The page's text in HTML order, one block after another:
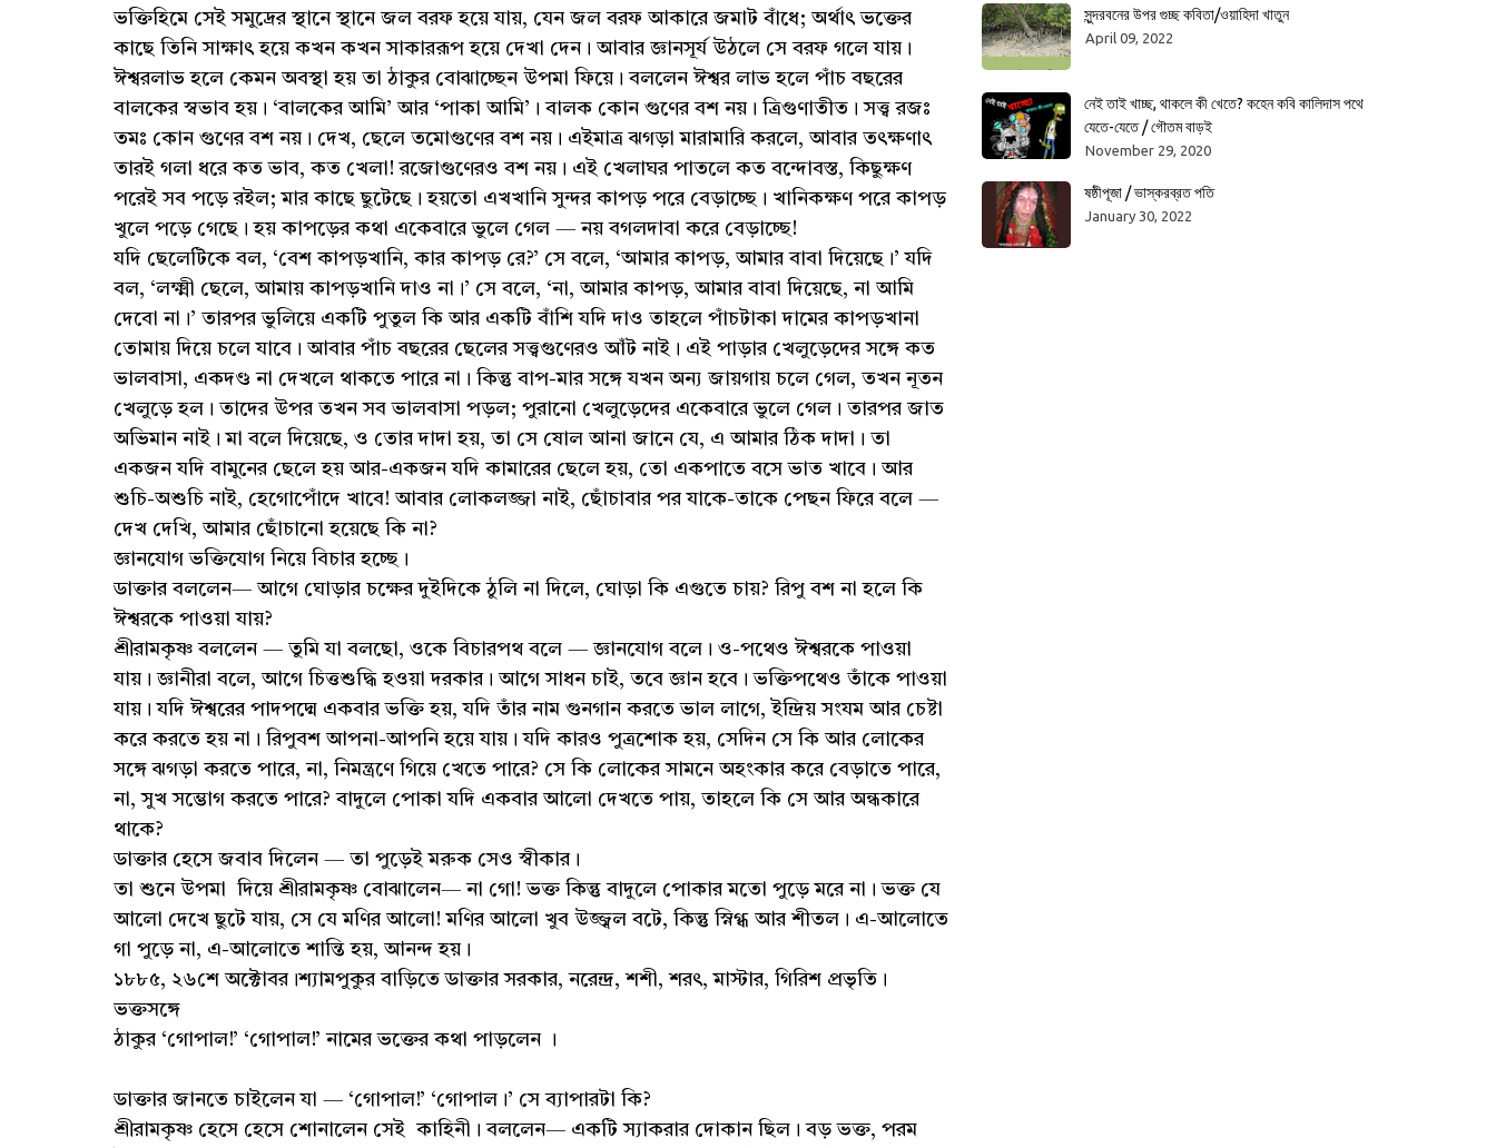
ভক্তিহিমে সেই সমুদ্রের স্থানে স্থানে জল বরফ হয়ে যায়, যেন জল বরফ আকারে জমাট বাঁধে; অর্থাৎ ভক্তের
কাছে তিনি সাক্ষাৎ হয়ে কখন কখন সাকাররূপ হয়ে দেখা দেন। আবার জ্ঞানসূর্য উঠলে সে বরফ গলে যায়।
ঈশ্বরলাভ হলে কেমন অবস্থা হয় তা ঠাকুর বোঝাচ্ছেন উপমা ফিয়ে। বললেন ঈশ্বর লাভ হলে পাঁচ বছরের
বালকের স্বভাব হয়। ‘বালকের আমি’ আর ‘পাকা আমি’। বালক কোন গুণের বশ নয়। ত্রিগুণাতীত। সত্ত্ব রজঃ
তমঃ কোন গুণের বশ নয়। দেখ, ছেলে তমোগুণের বশ নয়। এইমাত্র ঝগড়া মারামারি করলে, আবার তৎক্ষণাৎ
তারই গলা ধরে কত ভাব, কত খেলা! রজোগুণেরও বশ নয়। এই খেলাঘর পাতলে কত বন্দোবস্ত, কিছুক্ষণ
পরেই সব পড়ে রইল; মার কাছে ছুটেছে। হয়তো এখখানি সুন্দর কাপড় পরে বেড়াচ্ছে। খানিকক্ষণ পরে কাপড়
খুলে পড়ে গেছে। হয় কাপড়ের কথা একেবারে ভুলে গেল — নয় বগলদাবা করে বেড়াচ্ছে!
যদি ছেলেটিকে বল, ‘বেশ কাপড়খানি, কার কাপড় রে?’ সে বলে, ‘আমার কাপড়, আমার বাবা দিয়েছে।’ যদি
বল, ‘লক্ষ্মী ছেলে, আমায় কাপড়খানি দাও না।’ সে বলে, ‘না, আমার কাপড়, আমার বাবা দিয়েছে, না আমি
দেবো না।’ তারপর ভুলিয়ে একটি পুতুল কি আর একটি বাঁশি যদি দাও তাহলে পাঁচটাকা দামের কাপড়খানা
তোমায় দিয়ে চলে যাবে। আবার পাঁচ বছরের ছেলের সত্ত্বগুণেরও আঁট নাই। এই পাড়ার খেলুড়েদের সঙ্গে কত
ভালবাসা, একদণ্ড না দেখলে থাকতে পারে না। কিন্তু বাপ-মার সঙ্গে যখন অন্য জায়গায় চলে গেল, তখন নূতন
খেলুড়ে হল। তাদের উপর তখন সব ভালবাসা পড়ল; পুরানো খেলুড়েদের একেবারে ভুলে গেল। তারপর জাত
অভিমান নাই। মা বলে দিয়েছে, ও তোর দাদা হয়, তা সে ষোল আনা জানে যে, এ আমার ঠিক দাদা। তা
একজন যদি বামুনের ছেলে হয় আর-একজন যদি কামারের ছেলে হয়, তো একপাতে বসে ভাত খাবে। আর
শুচি-অশুচি নাই, হেগোপোঁদে খাবে! আবার লোকলজ্জা নাই, ছোঁচাবার পর যাকে-তাকে পেছন ফিরে বলে —
দেখ দেখি, আমার ছোঁচানো হয়েছে কি না?
জ্ঞানযোগ ভক্তিযোগ নিয়ে বিচার হচ্ছে।
ডাক্তার বললেন— আগে ঘোড়ার চক্ষের দুইদিকে ঠুলি না দিলে, ঘোড়া কি এগুতে চায়? রিপু বশ না হলে কি
ঈশ্বরকে পাওয়া যায়?
শ্রীরামকৃষ্ণ বললেন — তুমি যা বলছো, ওকে বিচারপথ বলে — জ্ঞানযোগ বলে। ও-পথেও ঈশ্বরকে পাওয়া
যায়। জ্ঞানীরা বলে, আগে চিত্তশুদ্ধি হওয়া দরকার। আগে সাধন চাই, তবে জ্ঞান হবে। ভক্তিপথেও তাঁকে পাওয়া
যায়। যদি ঈশ্বরের পাদপদ্মে একবার ভক্তি হয়, যদি তাঁর নাম গুনগান করতে ভাল লাগে, ইন্দ্রিয় সংযম আর চেষ্টা
করে করতে হয় না। রিপুবশ আপনা-আপনি হয়ে যায়। যদি কারও পুত্রশোক হয়, সেদিন সে কি আর লোকের
সঙ্গে ঝগড়া করতে পারে, না, নিমন্ত্রণে গিয়ে খেতে পারে? সে কি লোকের সামনে অহংকার করে বেড়াতে পারে,
না, সুখ সম্ভোগ করতে পারে? বাদুলে পোকা যদি একবার আলো দেখতে পায়, তাহলে কি সে আর অন্ধকারে
থাকে?
ডাক্তার হেসে জবাব দিলেন — তা পুড়েই মরুক সেও স্বীকার।
তা শুনে উপমা দিয়ে শ্রীরামকৃষ্ণ বোঝালেন— না গো! ভক্ত কিন্তু বাদুলে পোকার মতো পুড়ে মরে না। ভক্ত যে
আলো দেখে ছুটে যায়, সে যে মণির আলো! মণির আলো খুব উজ্জ্বল বটে, কিন্তু স্নিগ্ধ আর শীতল। এ-আলোতে
গা পুড়ে না, এ-আলোতে শান্তি হয়, আনন্দ হয়।
১৮৮৫, ২৬শে অক্টোবর।শ্যামপুকুর বাড়িতে ডাক্তার সরকার, নরেন্দ্র, শশী, শরৎ, মাস্টার, গিরিশ প্রভৃতি।
ভক্তসঙ্গে
ঠাকুর ‘গোপাল!’ ‘গোপাল!’ নামের ভক্তের কথা পাড়লেন ।
ডাক্তার জানতে চাইলেন যা — ‘গোপাল!’ ‘গোপাল।’ সে ব্যাপারটা কি?
শ্রীরামকৃষ্ণ হেসে হেসে শোনালেন সেই কাহিনী। বললেন— একটি স্যাকরার দোকান ছিল। বড় ভক্ত, পরম
সুন্দরবনের উপর গুচ্ছ কবিতা/ওয়াহিদা খাতুন
April 09, 2022
নেই তাই খাচ্ছ, থাকলে কী খেতে? কহেন কবি কালিদাস পথে
যেতে-যেতে / গৌতম বাড়ই
November 29, 2020
ষষ্ঠীপূজা / ভাস্করব্রত পতি
January 30, 2022